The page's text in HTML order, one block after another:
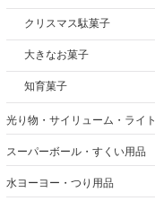
クリスマス駄菓子
大きなお菓子
知育菓子
光り物・サイリューム・ライト
スーパーボール・すくい用品
水ヨーヨー・つり用品